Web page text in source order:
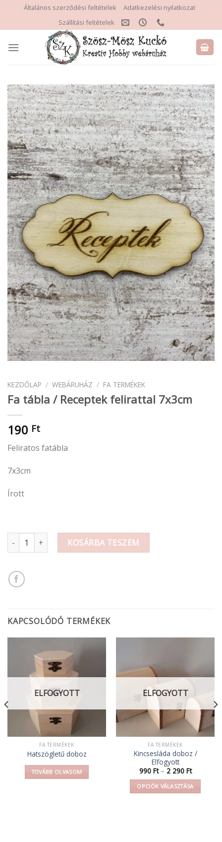
content
Általános szerződési feltételek
Adatkezelési nyilatkozat
Szállítási feltételek
KEZDŐLAP / WEBÁRUHÁZ / FA TERMÉKEK
Fa tábla / Receptek felirattal 7x3cm
190 Ft
Feliratos fatábla
7x3cm
Írott
Fa tábla / Receptek felirattal 7x3cm mennyiség
KOSÁRBA TESZEM
KAPCSOLÓDÓ TERMÉKEK
ELFOGYOTT
FA TERMÉKEK
Hatszögletű doboz
TOVÁBB OLVASOM
ELFOGYOTT
FA TERMÉKEK
Kincsesláda doboz /
Elfogyott
990 Ft – 2 290 Ft
-
2
290 Ft
OPCIÓK VÁLASZTÁSA